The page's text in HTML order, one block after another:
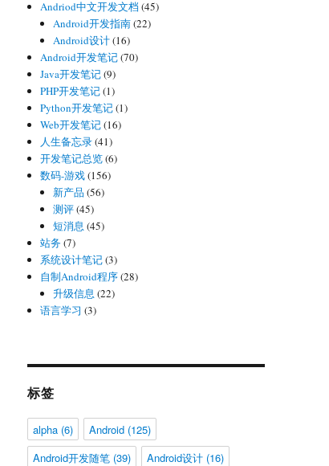
Andriod中文开发文档 (45)
Android开发指南(22)
Android设计(16)
Android开发笔记(70)
Java开发笔记(9)
PHP开发笔记(1)
Python开发笔记(1)
Web开发笔记(16)
人生备忘录(41)
开发笔记总览(6)
数码-游戏(156)
新产品 (56)
测评(45)
短消息 (45)
站务(7)
系统设计笔记(3)
自制Android程序(28)
升级信息 (22)
语言学习 (3)
标签
alpha(6) Android(125)
Android开发随笔(39) Android设计(16)